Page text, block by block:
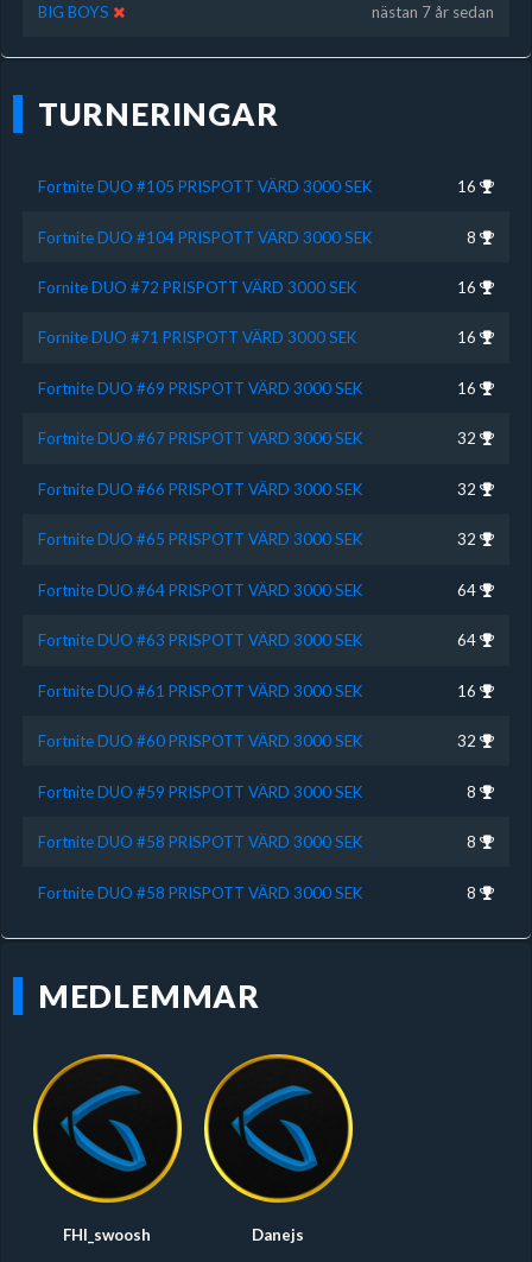
BIG BOYS nästan 7 år sedan
TURNERINGAR
Fortnite DUO #105 PRISPOTT VÄRD 3000 SEK 16
Fortnite DUO #104 PRISPOTT VÄRD 3000 SEK 8
Fornite DUO #72 PRISPOTT VÄRD 3000 SEK 16
Fornite DUO #71 PRISPOTT VÄRD 3000 SEK 16
Fortnite DUO #69 PRISPOTT VÄRD 3000 SEK 16
Fortnite DUO #67 PRISPOTT VÄRD 3000 SEK 32
Fortnite DUO #66 PRISPOTT VÄRD 3000 SEK 32
Fortnite DUO #65 PRISPOTT VÄRD 3000 SEK 32
Fortnite DUO #64 PRISPOTT VÄRD 3000 SEK 64
Fortnite DUO #63 PRISPOTT VÄRD 3000 SEK 64
Fortnite DUO #61 PRISPOTT VÄRD 3000 SEK 16
Fortnite DUO #60 PRISPOTT VÄRD 3000 SEK 32
Fortnite DUO #59 PRISPOTT VÄRD 3000 SEK 8
Fortnite DUO #58 PRISPOTT VÄRD 3000 SEK 8
Fortnite DUO #58 PRISPOTT VÄRD 3000 SEK 8
MEDLEMMAR
FHI_swoosh Danejs